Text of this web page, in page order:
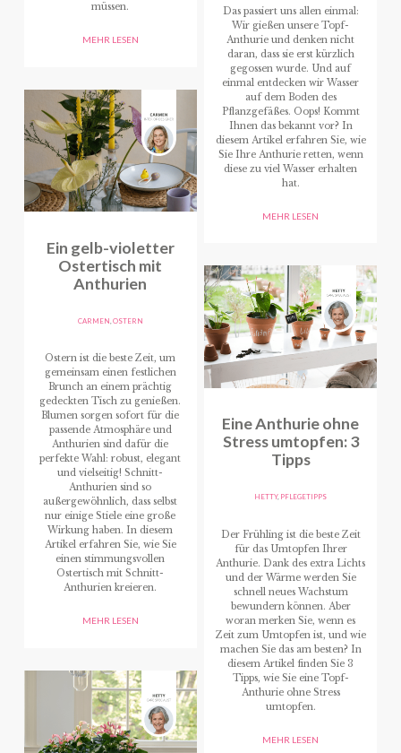
müssen.
MEHR LESEN
Ein gelb-violetter
Ostertisch mit
Anthurien
CARMEN,OSTERN
Ostern ist die beste Zeit, um
gemeinsam einen festlichen
Brunch an einem prächtig
gedeckten Tisch zu genießen.
Blumen sorgen sofort für die
passende Atmosphäre und
Anthurien sind dafür die
perfekte Wahl: robust, elegant
und vielseitig! Schnitt-
Anthurien sind so
außergewöhnlich, dass selbst
nur einige Stiele eine große
Wirkung haben. In diesem
Artikel erfahren Sie, wie Sie
einen stimmungsvollen
Ostertisch mit Schnitt-
Anthurien kreieren.
MEHR LESEN
Das passiert uns allen einmal:
Wir gießen unsere Topf-
Anthurie und denken nicht
daran, dass sie erst kürzlich
gegossen wurde. Und auf
einmal entdecken wir Wasser
auf dem Boden des
Pflanzgefäßes. Oops! Kommt
Ihnen das bekannt vor? In
diesem Artikel erfahren Sie, wie
Sie Ihre Anthurie retten, wenn
diese zu viel Wasser erhalten
hat.
MEHR LESEN
Eine Anthurie ohne
Stress umtopfen: 3
Tipps
HETTY, PFLEGETIPPS
Der Frühling ist die beste Zeit
für das Umtopfen Ihrer
Anthurie. Dank des extra Lichts
und der Wärme werden Sie
schnell neues Wachstum
bewundern können. Aber
woran merken Sie, wenn es
Zeit zum Umtopfen ist, und wie
machen Sie das am besten? In
diesem Artikel finden Sie 3
Tipps, wie Sie eine Topf-
Anthurie ohne Stress
umtopfen.
MEHR LESEN